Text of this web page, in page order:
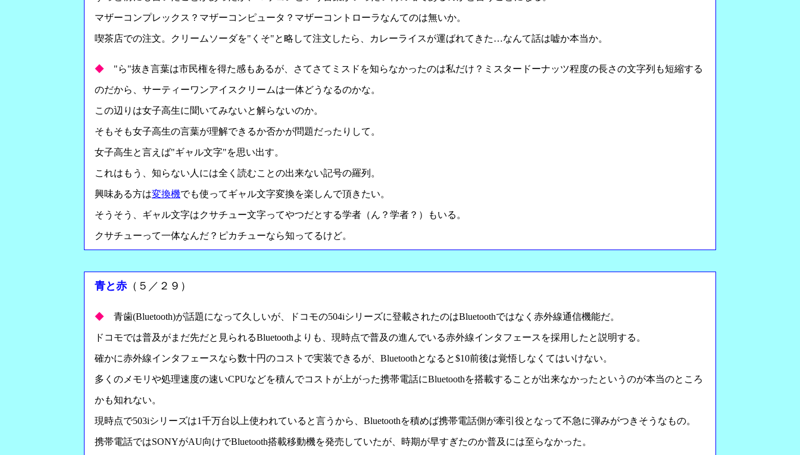
マザーコンプレックス？マザーコンピュータ？マザーコントローラなんてのは無いか。
喫茶店での注文。クリームソーダを"くそ"と略して注文したら、カレーライスが運ばれてきた…なんて話は嘘か本当か。
◆ "ら"抜き言葉は市民権を得た感もあるが、さてさてミスドを知らなかったのは私だけ？ミスタードーナッツ程度の長さの文字列も短縮する
のだから、サーティーワンアイスクリームは一体どうなるのかな。
この辺りは女子高生に聞いてみないと解らないのか。
そもそも女子高生の言葉が理解できるか否かが問題だったりして。
女子高生と言えば"ギャル文字"を思い出す。
これはもう、知らない人には全く読むことの出来ない記号の羅列。
興味ある方は変換機でも使ってギャル文字変換を楽しんで頂きたい。
そうそう、ギャル文字はクサチュー文字ってやつだとする学者（ん？学者？）もいる。
クサチューって一体なんだ？ピカチューなら知ってるけど。
青と赤（５／２９）
◆ 青歯(Bluetooth)が話題になって久しいが、ドコモの504iシリーズに登載されたのはBluetoothではなく赤外線通信機能だ。
ドコモでは普及がまだ先だと見られるBluetoothよりも、現時点で普及の進んでいる赤外線インタフェースを採用したと説明する。
確かに赤外線インタフェースなら数十円のコストで実装できるが、Bluetoothとなると$10前後は覚悟しなくてはいけない。
多くのメモリや処理速度の速いCPUなどを積んでコストが上がった携帯電話にBluetoothを搭載することが出来なかったというのが本当のところ
かも知れない。
現時点で503iシリーズは1千万台以上使われていると言うから、Bluetoothを積めば携帯電話側が牽引役となって不急に弾みがつきそうなもの。
携帯電話ではSONYがAU向けでBluetooth搭載移動機を発売していたが、時期が早すぎたのか普及には至らなかった。